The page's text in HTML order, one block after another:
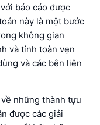
báo cáo được
này là một bước
không gian
và tính toàn vẹn
và các bên liên
những thành tựu
được các giải